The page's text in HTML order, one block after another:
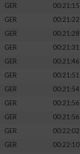
GER
00:21:15
GER
00:21:22
GER
00:21:28
GER
00:21:31
GER
00:21:46
GER
00:21:51
GER
00:21:54
GER
00:21:56
GER
00:21:56
GER
00:22:02
GER
00:22:10